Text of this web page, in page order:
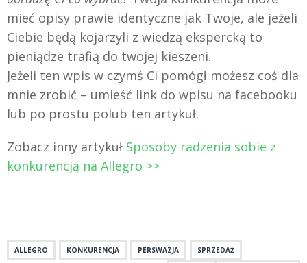
mieć opisy prawie identyczne jak Twoje, ale jeżeli
Ciebie będą kojarzyli z wiedzą ekspercką to
pieniądze trafią do twojej kieszeni.
Jeżeli ten wpis w czymś Ci pomógł możesz coś dla
mnie zrobić – umieść link do wpisu na facebooku
lub po prostu polub ten artykuł.
Zobacz inny artykuł Sposoby radzenia sobie z
konkurencją na Allegro >>
ALLEGRO KONKURENCJA PERSWAZJA SPRZEDAŻ